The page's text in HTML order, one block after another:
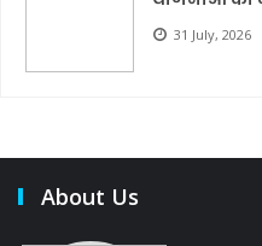
31 July, 2026
About Us